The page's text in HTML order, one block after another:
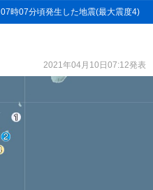
07時07分頃発生した地震(最大震度4)
2021年04月10日07:12発表